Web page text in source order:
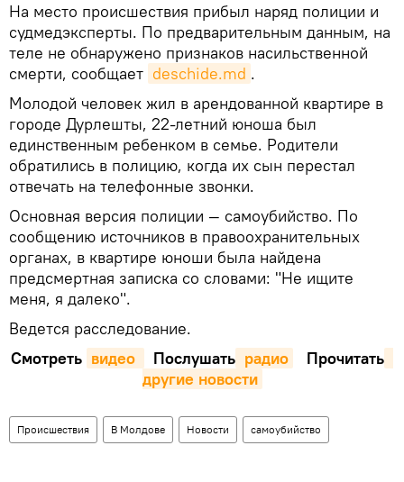
На место происшествия прибыл наряд полиции и
судмедэксперты. По предварительным данным, на
теле не обнаружено признаков насильственной
смерти, сообщает deschide.md .
Молодой человек жил в арендованной квартире в
городе Дурлешты, 22-летний юноша был
единственным ребенком в семье. Родители
обратились в полицию, когда их сын перестал
отвечать на телефонные звонки.
Основная версия полиции — самоубийство. По
сообщению источников в правоохранительных
органах, в квартире юноши была найдена
предсмертная записка со словами: "Не ищите
меня, я далеко".
Ведется расследование.
Смотреть видео Послушать радио
Прочитать
другие новости
Происшествия В Молдове Новости самоубийство